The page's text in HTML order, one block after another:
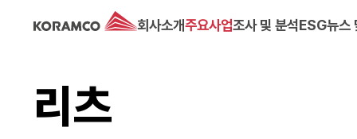
회사소개주요사업조사 및 분석ESG뉴스
리츠